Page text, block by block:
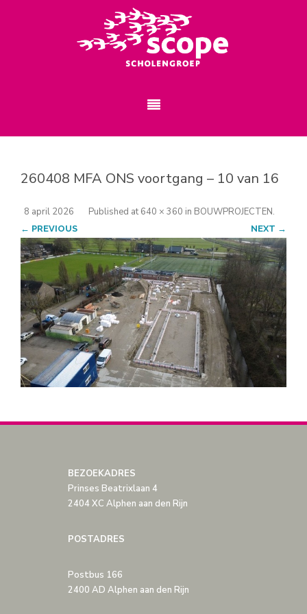
260408 MFA ONS voortgang – 10 van 16
Published
8 april 2026 at 640 × 360 in BOUWPROJECTEN.
← PREVIOUS NEXT →
BEZOEKADRES
Prinses Beatrixlaan 4
2404 XC Alphen aan den Rijn
POSTADRES
Postbus 166
2400 AD Alphen aan den Rijn